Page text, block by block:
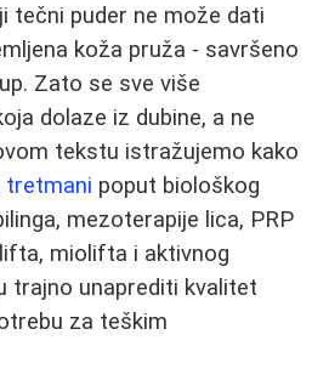
tečni puder ne može dati
koža pruža - savršeno
Zato se sve više
dolaze iz dubine, a ne
tekstu istražujemo kako
tretmani poput biološkog
mezoterapije lica, PRP
miolifta i aktivnog
trajno unaprediti kvalitet
za teškim